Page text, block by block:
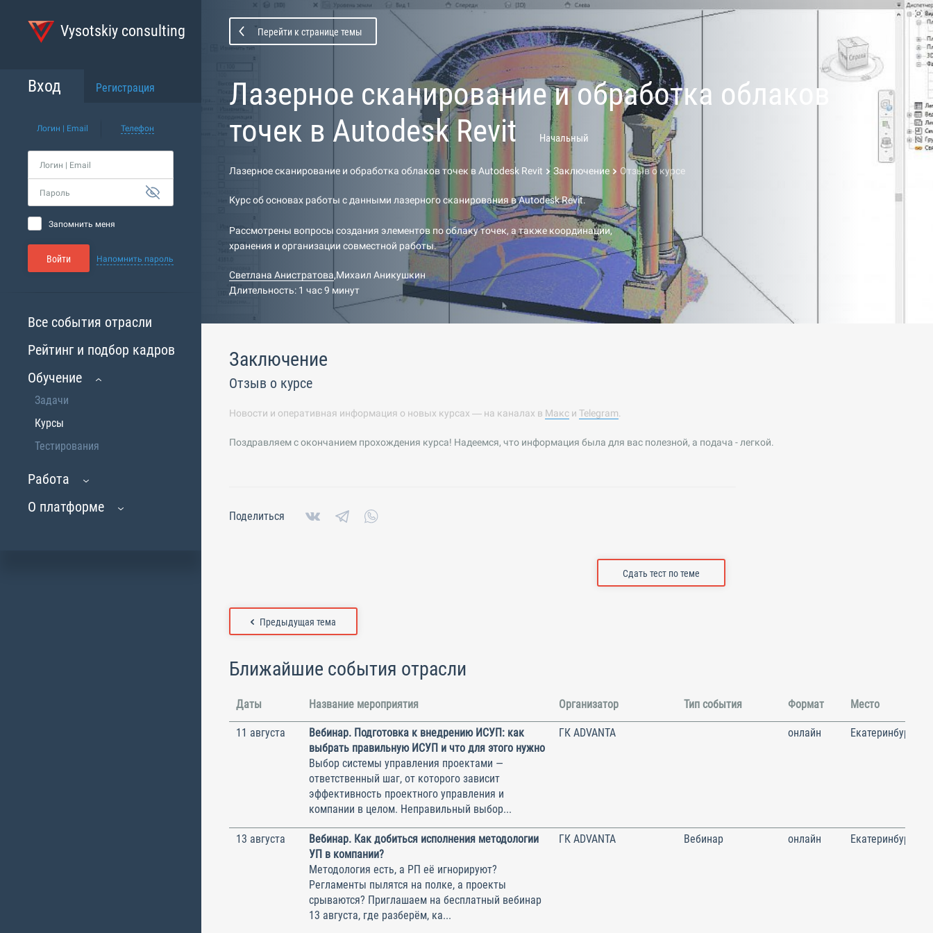
Vysotskiy consulting
Вход Регистрация
Логин | Email Телефон
Логин | Email
Пароль
Запомнить меня
Войти Напомнить пароль
Все события отрасли
Рейтинг и подбор кадров
Обучение
Задачи
Курсы
Тестирования
Работа
О платформе
Перейти к странице темы
Лазерное сканирование и обработка облаков
точек в Autodesk Revit
Начальный
Лазерное сканирование и обработка облаков точек в Autodesk Revit Заключение Отзыв о курсе
Курс об основах работы с данными лазерного сканирования в Autodesk Revit.
Рассмотрены вопросы создания элементов по облаку точек, а также координации,
хранения и организации совместной работы.
Светлана Анистратова,Михаил Аникушкин
Длительность: 1 час 9 минут
Заключение
Отзыв о курсе
Новости и оперативная информация о новых курсах — на каналах в Макс и Telegram
Поздравляем с окончанием прохождения курса! Надеемся, что информация была для вас полезной, а подача - легкой.
Поделиться
Сдать тест по теме
Предыдущая тема
Ближайшие события отрасли
Даты Название мероприятия Организатор Тип события Формат Место
11 августа
Вебинар. Подготовка к внедрению ИСУП: как
выбрать правильную ИСУП и что для этого нужно
Выбор системы управления проектами —
ответственный шаг, от которого зависит
эффективность проектного управления и
компании в целом. Неправильный выбор...
ГК ADVANTA онлайн Екатеринбург
13 августа
Вебинар. Как добиться исполнения методологии
УП в компании?
Методология есть, а РП её игнорируют?
Регламенты пылятся на полке, а проекты
срываются? Приглашаем на бесплатный вебинар
13 августа, где разберём, ка...
ГК ADVANTA Вебинар онлайн Екатеринбург